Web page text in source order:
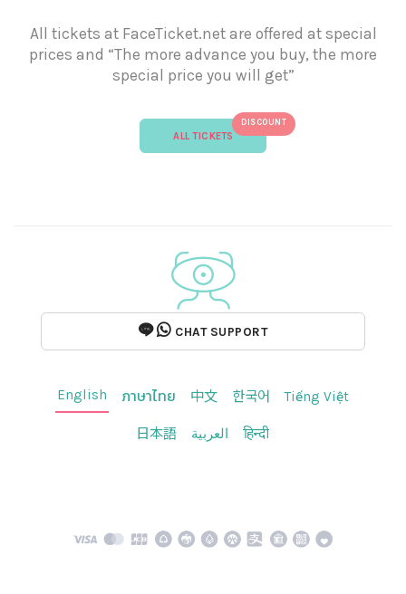
All tickets at FaceTicket.net are offered at special
prices and “The more advance you buy, the more
special price you will get”
ALL TICKETS
DISCOUNT
CHAT SUPPORT
English ภาษาไทย 中文 한국어 Tiếng Việt
日本語 العربية हिन्दी